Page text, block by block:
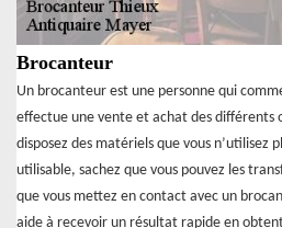
Brocanteur
Un brocanteur est une personne qui
effectue une vente et achat des différents
disposez des matériels que vous n’utilisez
utilisable, sachez que vous pouvez les
que vous mettez en contact avec un
aide à recevoir un résultat rapide en